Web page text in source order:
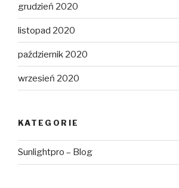
grudzień 2020
listopad 2020
październik 2020
wrzesień 2020
KATEGORIE
Sunlightpro – Blog